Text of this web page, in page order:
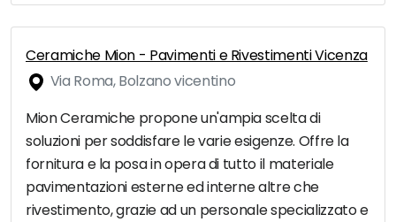
Ceramiche Mion - Pavimenti e Rivestimenti Vicenza
Via Roma, Bolzano vicentino
Mion Ceramiche propone un'ampia scelta di
soluzioni per soddisfare le varie esigenze. Offre la
fornitura e la posa in opera di tutto il materiale
pavimentazioni esterne ed interne altre che
rivestimento, grazie ad un personale specializzato e